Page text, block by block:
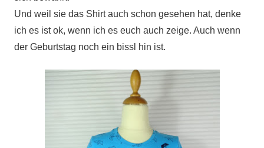
Und weil sie das Shirt auch schon gesehen hat, denke
ich es ist ok, wenn ich es euch auch zeige. Auch wenn
der Geburtstag noch ein bissl hin ist.